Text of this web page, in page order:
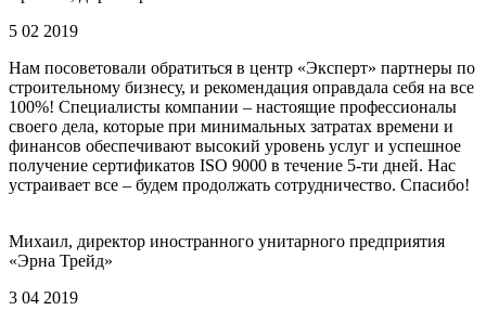
5 02 2019
Нам посоветовали обратиться в центр «Эксперт» партнеры по
строительному бизнесу, и рекомендация оправдала себя на все
100%! Специалисты компании – настоящие профессионалы
своего дела, которые при минимальных затратах времени и
финансов обеспечивают высокий уровень услуг и успешное
получение сертификатов ISO 9000 в течение 5-ти дней. Нас
устраивает все – будем продолжать сотрудничество. Спасибо!
Михаил, директор иностранного унитарного предприятия
«Эрна Трейд»
3 04 2019